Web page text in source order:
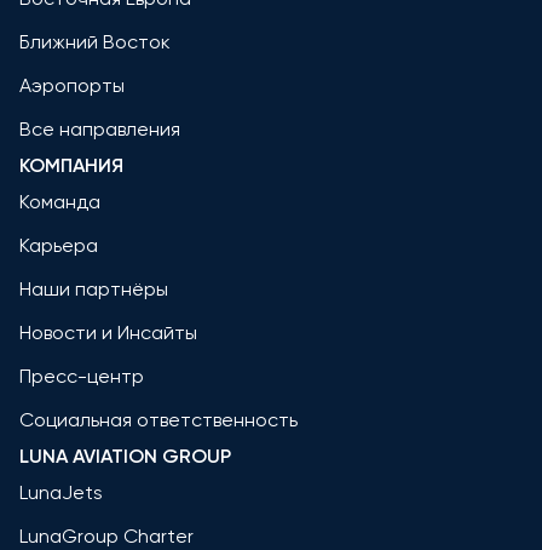
Ближний Восток
Аэропорты
Все направления
КОМПАНИЯ
Команда
Карьера
Наши партнёры
Новости и Инсайты
Пресс-центр
Социальная ответственность
LUNA AVIATION GROUP
LunaJets
LunaGroup Charter